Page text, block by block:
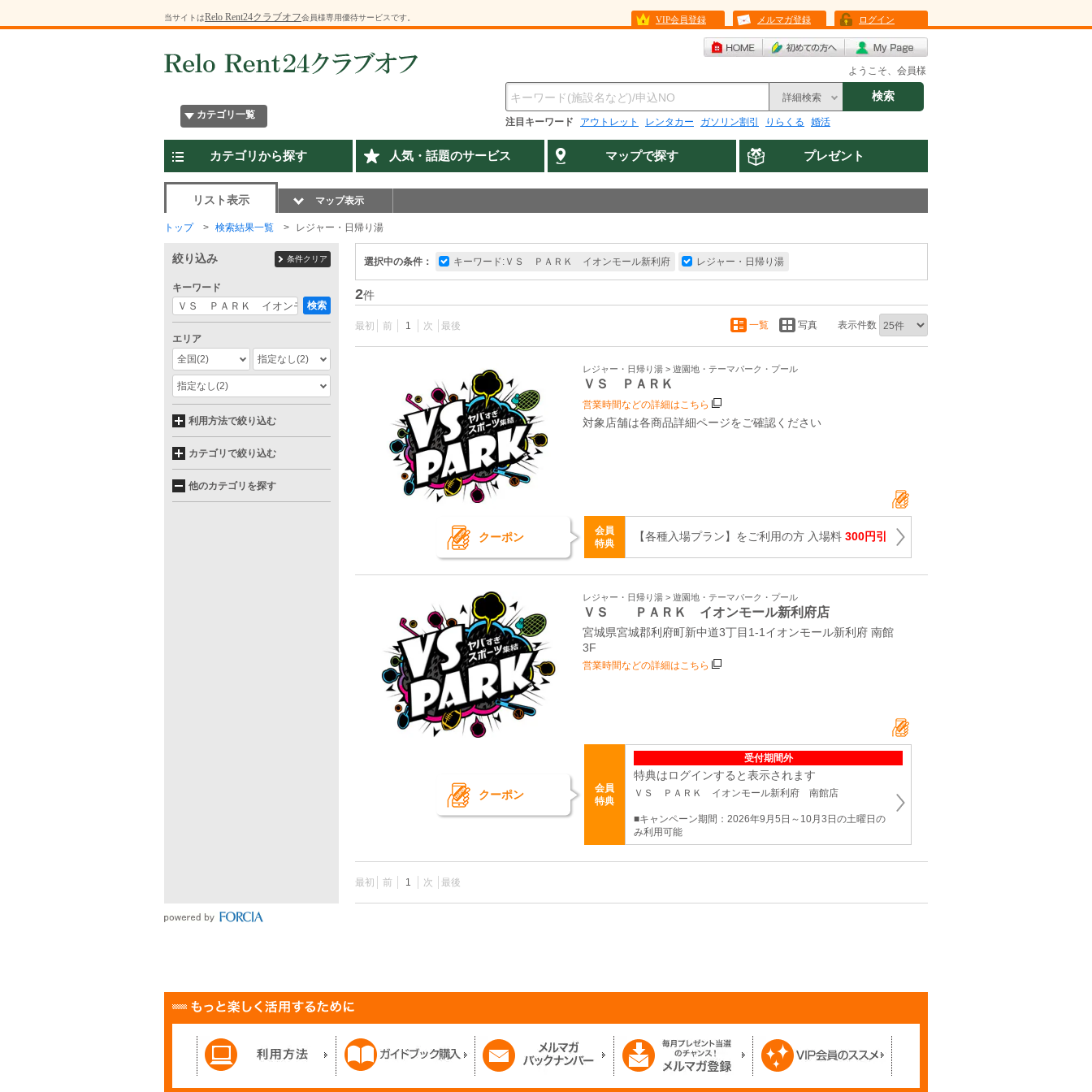
当サイトはRelo Rent24クラブオフ会員様専用優待サービスです。 VIP会員登録 メルマガ登録 ログイン
ようこそ、会員様
カテゴリ一覧
詳細検索 検索
注目キーワード アウトレット レンタカー ガソリン割引 りらくる 婚活
カテゴリから探す 人気・話題のサービス マップで探す プレゼント
リスト表示 マップ表示
トップ 検索結果一覧 レジャー・日帰り湯
選択中の条件： キーワード:ＶＳ ＰＡＲＫ イオンモール新利府 レジャー・日帰り湯
2件
最初 前 1 次 最後 一覧 写真 表示件数
レジャー・日帰り湯 > 遊園地・テーマパーク・プール
ＶＳ ＰＡＲＫ
営業時間などの詳細はこちら
対象店舗は各商品詳細ページをご確認ください
クーポン
会員
特典
【各種入場プラン】をご利用の方 入場料 300円引
レジャー・日帰り湯 > 遊園地・テーマパーク・プール
ＶＳ ＰＡＲＫ イオンモール新利府店
宮城県宮城郡利府町新中道3丁目1-1イオンモール新利府 南館
3F
営業時間などの詳細はこちら
クーポン
会員
特典
受付期間外
特典はログインすると表示されます
ＶＳ ＰＡＲＫ イオンモール新利府 南館店
■キャンペーン期間：2026年9月5日～10月3日の土曜日の
み利用可能
最初 前 1 次 最後
絞り込み 条件クリア
キーワード
検索
エリア
全国(2) 指定なし(2)
指定なし(2)
利用方法で絞り込む
カテゴリで絞り込む
他のカテゴリを探す